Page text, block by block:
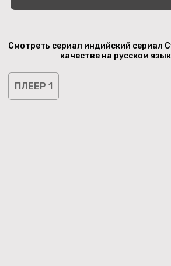
Смотреть сериал индийский сериал
качестве на русском
ПЛЕЕР 1